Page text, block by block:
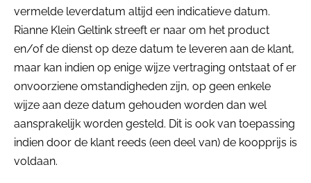
vermelde leverdatum altijd een indicatieve datum.
Rianne Klein Geltink streeft er naar om het product
en/of de dienst op deze datum te leveren aan de klant,
maar kan indien op enige wijze vertraging ontstaat of er
onvoorziene omstandigheden zijn, op geen enkele
wijze aan deze datum gehouden worden dan wel
aansprakelijk worden gesteld. Dit is ook van toepassing
indien door de klant reeds (een deel van) de koopprijs is
voldaan.